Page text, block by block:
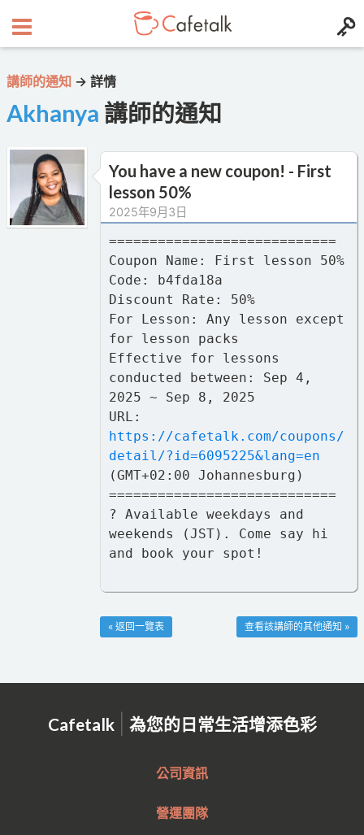
講師的通知 → 詳情
Akhanya 講師的通知
You have a new coupon! - First
lesson 50%
2025年9月3日
============================
Coupon Name: First lesson 50%
Code: b4fda18a
Discount Rate: 50%
For Lesson: Any lesson except
for lesson packs
Effective for lessons
conducted between: Sep 4,
2025 ~ Sep 8, 2025
URL:
https://cafetalk.com/coupons/
detail/?id=6095225&lang=en
(GMT+02:00 Johannesburg)
============================
? Available weekdays and
weekends (JST). Come say hi
and book your spot!
查看該講師的其他通知 »
« 返回一覽表
Cafetalk | 為您的日常生活增添色彩
公司資訊
營運團隊